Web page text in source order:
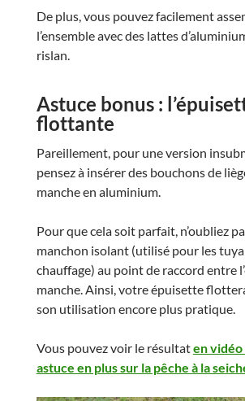
De plus, vous pouvez facilement
l’ensemble avec des lattes
rislan.
Astuce bonus :
flottante
Pareillement, pour une version
pensez à insérer des bouchons de
manche en aluminium.
Pour que cela soit parfait, n’oubliez
manchon isolant (utilisé pour les
chauffage) au point de raccord entre
manche. Ainsi, votre épuisette
son utilisation encore plus pratique.
Vous pouvez voir le résultaten vidéo
astuce en plus sur la pêche à la